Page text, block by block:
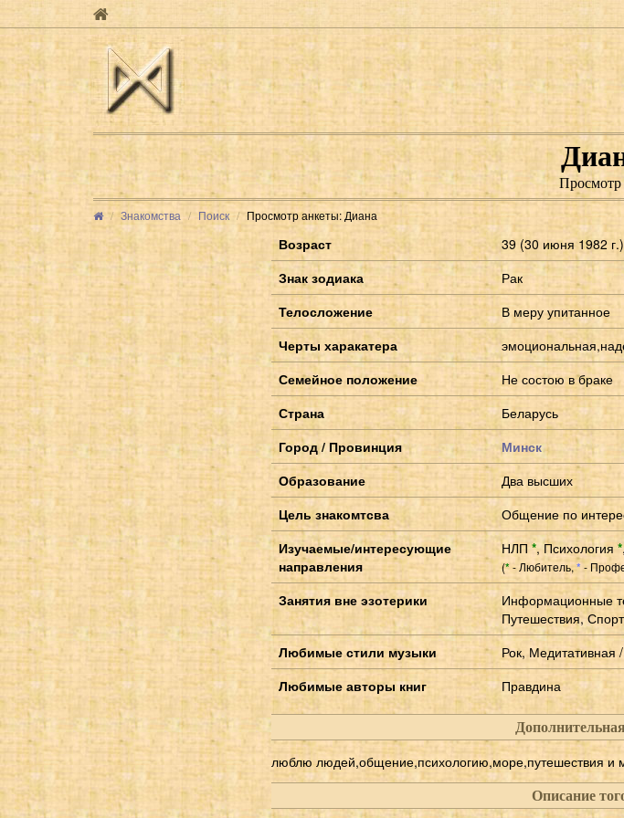
Просмотр
Знакомства Поиск Просмотр анкеты: Диана
Возраст
39 (30 июня 1982 г.)
Знак зодиака
Рак
Телосложение
В меру упитанное
Черты харакатера
Семейное положение
Не состою в браке
Страна
Беларусь
Город / Провинция
Минск
Образование
Два высших
Цель знакомтсва
Общение по
Изучаемые/интересующие
направления
НЛП*, Психология *
(*- Любитель,*-
Занятия вне эзотерики
Информационные
Путешествия, Спорт
Любимые стили музыки
Рок, Медитативная
Любимые авторы книг
Правдина
люблю людей,общение,психологию,море,путешествия и
Описание